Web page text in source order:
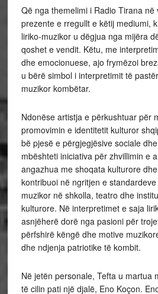
Që nga themelimi i Radio Tirana në
prezente e rregullt e këtij mediumi,
liriko‑muzikor u dëgjua nga mijëra
qoshet e vendit. Këtu, me
dhe emocionuese, ajo frymëzoi
u bërë simbol i interpretimit të
muzikor kombëtar.
Ndonëse artistja e përkushtuar për
promovimin e identitetit kulturor
bë pjesë e përgjegjësive sociale
mbështeti iniciativa për zhvillimin e
angazhua me shoqata kulturore
kontribuoi në ngritjen e
muzikor në shkolla, teatro dhe
kulturore. Në interpretimet e saja
asnjëherë dorë nga pasioni për
përfshirë këngë dhe motive
dhe ndjenja patriotike të kombit.
Në jetën personale, Tefta u martua
të cilin pati një djalë, Eno Koçon.